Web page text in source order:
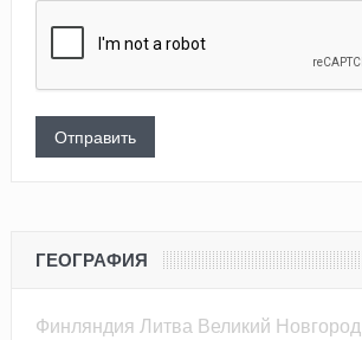
ГЕОГРАФИЯ
Финляндия Литва Великий Новгород